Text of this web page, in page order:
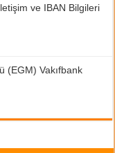
ve IBAN Bilgileri
(EGM) Vakıfbank